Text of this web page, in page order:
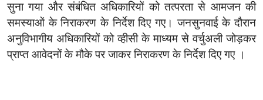
सुना गया और संबंधित अधिकारियों को तत्परता से आमजन की
समस्याओं के निराकरण के निर्देश दिए गए। जनसुनवाई के दौरान
अनुविभागीय अधिकारियों को व्‍हीसी के माध्यम से वर्चुअली जोड़कर
प्राप्त आवेदनों के मौके पर जाकर निराकरण के निर्देश दिए गए ।